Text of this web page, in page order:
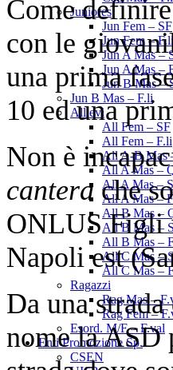
Juniores
Jun Fem – SF
Jun Fem – F.li
Jun A Mas –
Jun A Mas –
Jun B Mas –
Jun B Mas – F.li
Allievi
All Fem – SF
All Fem – F.li
All A-B Mas
All A Mas –
All A Mas –
All A Mas –
All B Mas –
All B Mas –
All B Mas –
All C Mas –
All C Mas –
Ragazzi
Rag Mas –
Rag Fem –
Esord. M/F – F.val
Enti Promozione Sp.
CSEN
Come
con le
una prima
10 ed una
Non è
cantera che
ONLUS Figli
Napoli est
Da una
nome la ASD